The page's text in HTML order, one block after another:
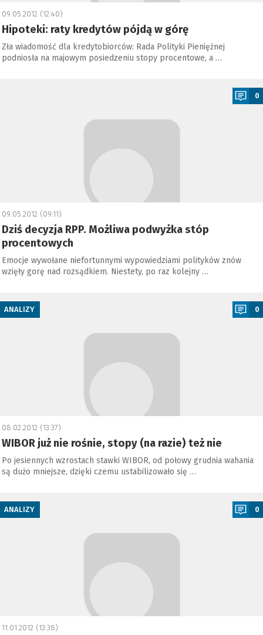
09.05.2012 (12:40)
Hipoteki: raty kredytów pójdą w górę
Zła wiadomość dla kredytobiorców: Rada Polityki Pieniężnej
podniosła na majowym posiedzeniu stopy procentowe, a …
0
09.05.2012 (09:11)
Dziś decyzja RPP. Możliwa podwyżka stóp
procentowych
Emocje wywołane niefortunnymi wypowiedziami polityków znów
wzięły gorę nad rozsądkiem. Niestety, po raz kolejny …
ANALIZY 0
08.02.2012 (13:37)
WIBOR już nie rośnie, stopy (na razie) też nie
Po jesiennych wzrostach stawki WIBOR, od połowy grudnia wahania
są dużo mniejsze, dzięki czemu ustabilizowało się …
ANALIZY 0
11.01.2012 (13:38)